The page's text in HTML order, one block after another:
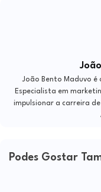
João Bento Maduvo é
Especialista em
impulsionar a carreira
Podes Gostar